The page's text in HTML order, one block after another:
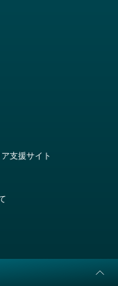
支援サイト